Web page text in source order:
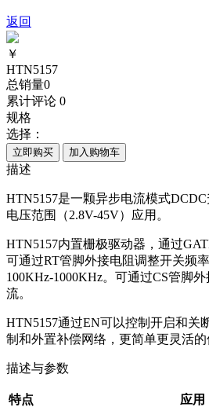
返回
￥
HTN5157
总销量0
累计评论 0
规格
选择：
立即购买 加入购物车
描述
HTN5157是一颗异步电流模式
电压范围（2.8V-45V）应用。
HTN5157内置栅极驱动器，通过
可通过RT管脚外接电阻调整开关频
100KHz-1000KHz。可通过CS管脚
流。
HTN5157通过EN可以控制开启和关
制和外置补偿网络，更简单更灵活的
描述与参数
特点 应用